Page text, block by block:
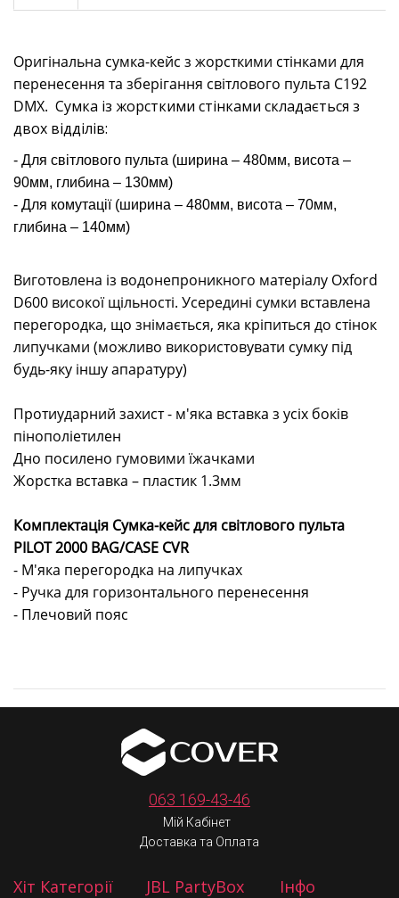
Оригінальна сумка-кейс з жорсткими стінками для
перенесення та зберігання світлового пульта C192
DMX. Сумка із жорсткими стінками складається з
двох відділів:
- Для світлового пульта (ширина – 480мм, висота –
90мм, глибина – 130мм)
- Для комутації (ширина – 480мм, висота – 70мм,
глибина – 140мм)
Виготовлена із водонепроникного матеріалу Oxford
D600 високої щільності. Усередині сумки вставлена
перегородка, що знімається, яка кріпиться до стінок
липучками (можливо використовувати сумку під
будь-яку іншу апаратуру)
Протиударний захист - м'яка вставка з усіх боків
пінополіетилен
Дно посилено гумовими їжачками
Жорстка вставка – пластик 1.3мм
Комплектація Сумка-кейс для світлового пульта
PILOT 2000 BAG/CASE СVR
- М'яка перегородка на липучках
- Ручка для горизонтального перенесення
- Плечовий пояс
063 169-43-46
Мій Кабінет
Доставка та Оплата
Хіт Категорії JBL PartyBox Інфо